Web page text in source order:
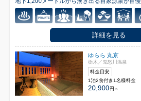
詳細を見る
ゆらら 丸京
栃木／鬼怒川温泉
料金目安
1泊2食付き1名様料金
20,900円～